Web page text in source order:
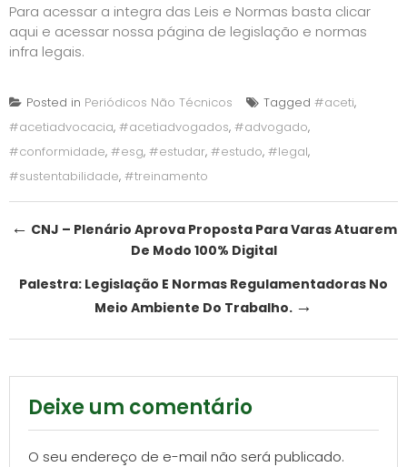
Para acessar a integra das Leis e Normas basta clicar
aqui e acessar nossa página de legislação e normas
infra legais.
Posted in Periódicos Não Técnicos Tagged #aceti,
#acetiadvocacia, #acetiadvogados, #advogado,
#conformidade, #esg, #estudar, #estudo, #legal,
#sustentabilidade, #treinamento
Post
navigation
← CNJ – Plenário Aprova Proposta Para Varas Atuarem
De Modo 100% Digital
Palestra: Legislação E Normas Regulamentadoras No
Meio Ambiente Do Trabalho. →
Deixe um comentário
O seu endereço de e-mail não será publicado.